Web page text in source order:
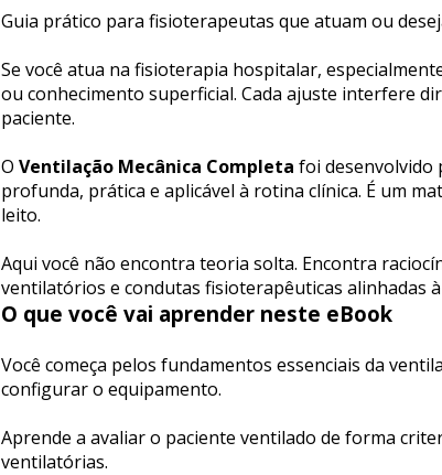
Guia prático para fisioterapeutas que atuam ou
Se você atua na fisioterapia hospitalar,
ou conhecimento superficial. Cada ajuste interfere
paciente.
O Ventilação Mecânica Completa foi desenvolvido
profunda, prática e aplicável à rotina clínica. É um
leito.
Aqui você não encontra teoria solta. Encontra
ventilatórios e condutas fisioterapêuticas alinhadas
O que você vai aprender neste eBook
Você começa pelos fundamentos essenciais da
configurar o equipamento.
Aprende a avaliar o paciente ventilado de forma
ventilatórias.